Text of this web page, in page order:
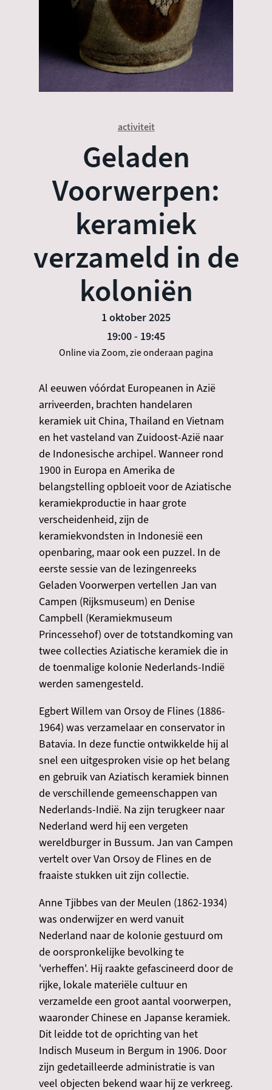
activiteit
Geladen
Voorwerpen:
keramiek
verzameld in de
koloniën
1 oktober 2025
19:00- 19:45
Online via Zoom, zie onderaan pagina
Al eeuwen vóórdat Europeanen in Azië
arriveerden, brachten handelaren
keramiek uit China, Thailand en Vietnam
en het vasteland van Zuidoost-Azië naar
de Indonesische archipel. Wanneer rond
1900 in Europa en Amerika de
belangstelling opbloeit voor de Aziatische
keramiekproductie in haar grote
verscheidenheid, zijn de
keramiekvondsten in Indonesië een
openbaring, maar ook een puzzel. In de
eerste sessie van de lezingenreeks
Geladen Voorwerpen vertellen Jan van
Campen (Rijksmuseum) en Denise
Campbell (Keramiekmuseum
Princessehof) over de totstandkoming van
twee collecties Aziatische keramiek die in
de toenmalige kolonie Nederlands-Indië
werden samengesteld.
Egbert Willem van Orsoy de Flines (1886-
1964) was verzamelaar en conservator in
Batavia. In deze functie ontwikkelde hij al
snel een uitgesproken visie op het belang
en gebruik van Aziatisch keramiek binnen
de verschillende gemeenschappen van
Nederlands-Indië. Na zijn terugkeer naar
Nederland werd hij een vergeten
wereldburger in Bussum. Jan van Campen
vertelt over Van Orsoy de Flines en de
fraaiste stukken uit zijn collectie.
Anne Tjibbes van der Meulen (1862-1934)
was onderwijzer en werd vanuit
Nederland naar de kolonie gestuurd om
de oorspronkelijke bevolking te
'verheffen'. Hij raakte gefascineerd door de
rijke, lokale materiële cultuur en
verzamelde een groot aantal voorwerpen,
waaronder Chinese en Japanse keramiek.
Dit leidde tot de oprichting van het
Indisch Museum in Bergum in 1906. Door
zijn gedetailleerde administratie is van
veel objecten bekend waar hij ze verkreeg.